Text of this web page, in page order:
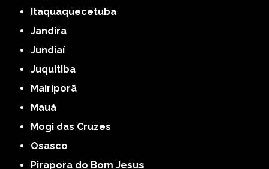
Itaquaquecetuba
Jandira
Jundiaí
Juquitiba
Mairiporã
Mauá
Mogi das Cruzes
Osasco
Pirapora do Bom Jesus